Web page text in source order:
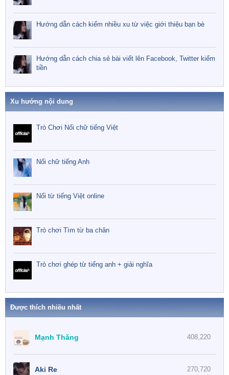
Hướng dẫn cách kiếm nhiều xu từ việc giới thiệu bạn bè
Hướng dẫn cách chia sẻ bài viết lên Facebook, Twitter kiếm
tiền
Xu hướng nội dung
Trò Chơi Nối chữ tiếng Việt
Nối chữ tiếng Anh
Nối từ tiếng Việt online
Trò chơi Tìm từ ba chân
Trò chơi ghép từ tiếng anh + giải nghĩa
Được thích nhiều nhất
408,220
Mạnh Thăng
270,720
Aki Re